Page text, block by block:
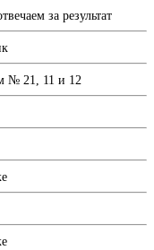
за результат
№ 21, 11 и 12